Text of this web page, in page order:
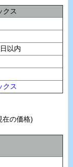
クス
以内
クス
の価格)